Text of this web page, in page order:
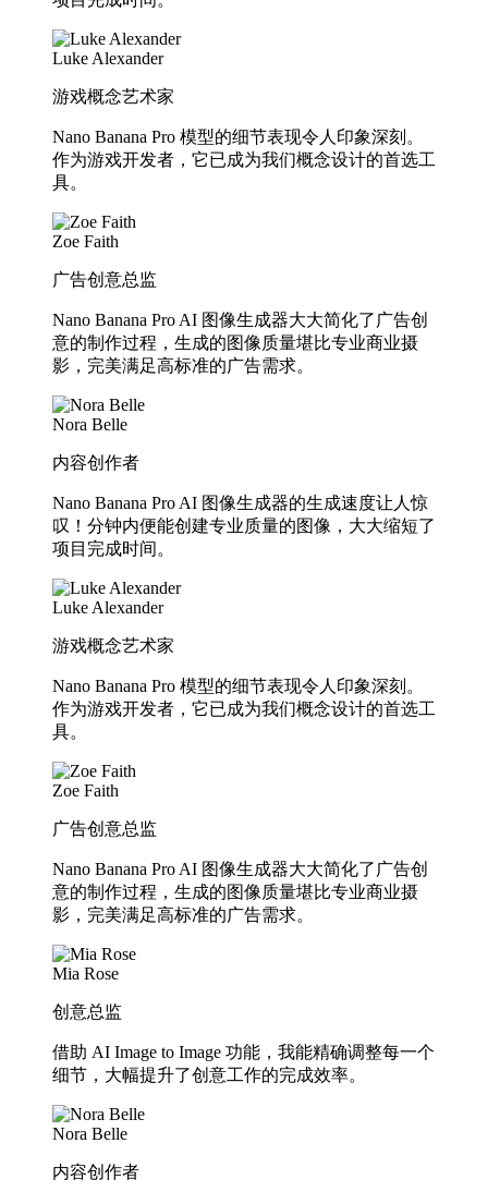
Luke Alexander
游戏概念艺术家
Nano Banana Pro 模型的细节表现令人印象深刻。
作为游戏开发者，它已成为我们概念设计的首选工
具。
Zoe Faith
广告创意总监
Nano Banana Pro AI 图像生成器大大简化了广告创
意的制作过程，生成的图像质量堪比专业商业摄
影，完美满足高标准的广告需求。
Nora Belle
内容创作者
Nano Banana Pro AI 图像生成器的生成速度让人惊
叹！分钟内便能创建专业质量的图像，大大缩短了
项目完成时间。
Luke Alexander
游戏概念艺术家
Nano Banana Pro 模型的细节表现令人印象深刻。
作为游戏开发者，它已成为我们概念设计的首选工
具。
Zoe Faith
广告创意总监
Nano Banana Pro AI 图像生成器大大简化了广告创
意的制作过程，生成的图像质量堪比专业商业摄
影，完美满足高标准的广告需求。
Mia Rose
创意总监
借助 AI Image to Image 功能，我能精确调整每一个
细节，大幅提升了创意工作的完成效率。
Nora Belle
内容创作者